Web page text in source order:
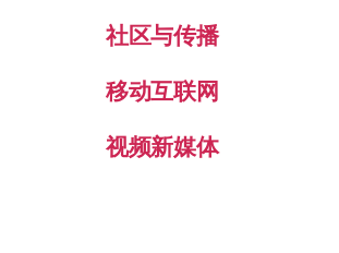
社区与传播
移动互联网
视频新媒体